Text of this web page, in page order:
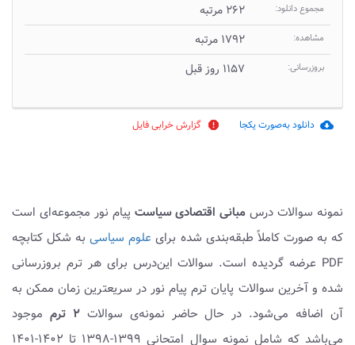
مجموع دانلود: ۲۶۲ مرتبه
مشاهده: ۱۷۹۲ مرتبه
بروزرسانی: ۱۱۵۷ روز قبل
cloud_download دانلود به‌صورت یکجا report گزارش خرابی فایل
نمونه سوالات درس مبانی اقتصادی سیاست پیام نور مجموعه‌ای است
که به صورت کاملاً طبقه‌بندی شده برای علوم سیاسیبه شکل کتابچه
PDF عرضه گردیده است. سوالات این‌درس برای هر ترم بروزرسانی
شده و آخرین سوالات پایان ترم پیام نور در سریعترین زمان ممکن به
آن اضافه می‌شود. در حال حاضر نمونه‌ی سوالات۲ ترم
موجود
می‌باشد که شامل نمونه سوال امتحانی ۱۳۹۹-۱۳۹۸ تا ۱۴۰۲-۱۴۰۱